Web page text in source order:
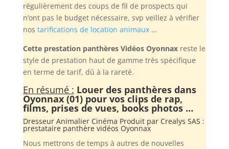
régulièrement des coups de fil de prospects qui
n’ont pas le budget nécessaire, svp veillez à vérifier
nos tarifications de location animaux…
Cette prestation panthères Vidéos Oyonnaxreste le
style de prestation haut de gamme très spécifique
en terme de tarif, dû à la rareté.
En résumé : Louer des panthères dans
Oyonnax (01) pour vos clips de rap,
films, prises de vues, books photos …
Dresseur Animalier Cinéma Produit par Crealys SAS :
prestataire panthère vidéos Oyonnax
Nous mettrons de temps à autres de nouvelles